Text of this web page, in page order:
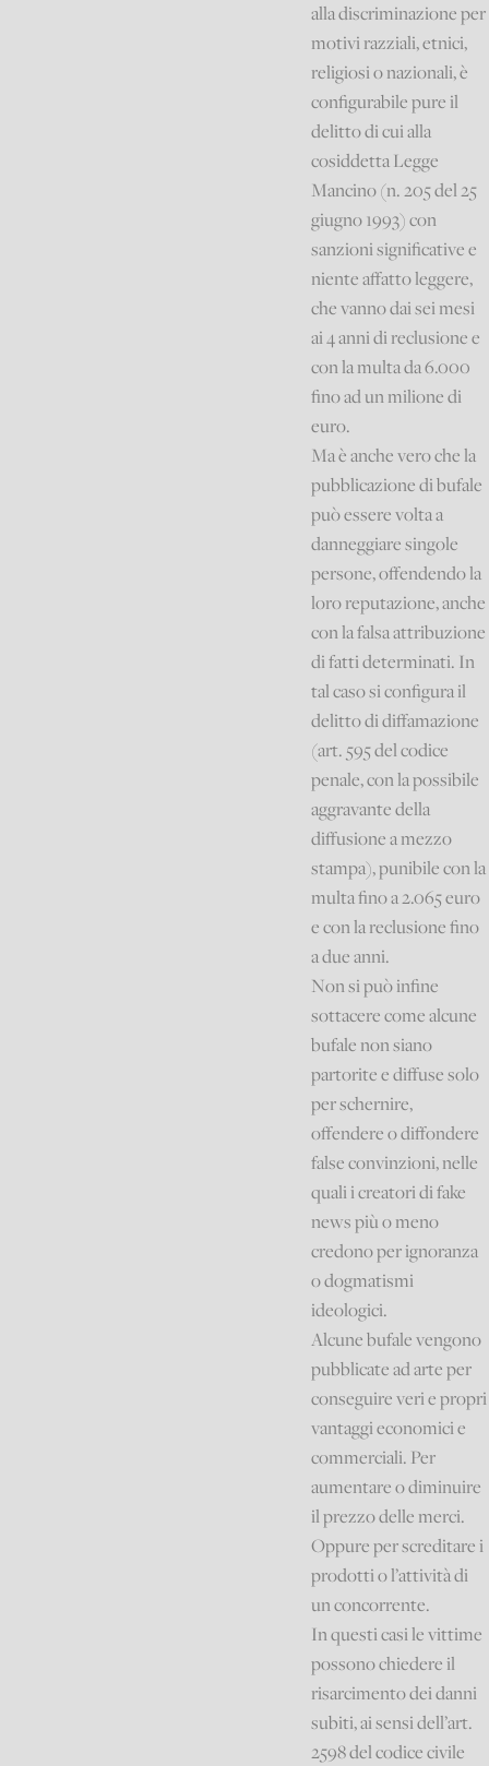
alla discriminazione per
motivi razziali, etnici,
religiosi o nazionali, è
configurabile pure il
delitto di cui alla
cosiddetta Legge
Mancino (n. 205 del 25
giugno 1993) con
sanzioni significative e
niente affatto leggere,
che vanno dai sei mesi
ai 4 anni di reclusione e
con la multa da 6.000
fino ad un milione di
euro.
Ma è anche vero che la
pubblicazione di bufale
può essere volta a
danneggiare singole
persone, offendendo la
loro reputazione, anche
con la falsa attribuzione
di fatti determinati. In
tal caso si configura il
delitto di diffamazione
(art. 595 del codice
penale, con la possibile
aggravante della
diffusione a mezzo
stampa), punibile con la
multa fino a 2.065 euro
e con la reclusione fino
a due anni.
Non si può infine
sottacere come alcune
bufale non siano
partorite e diffuse solo
per schernire,
offendere o diffondere
false convinzioni, nelle
quali i creatori di fake
news più o meno
credono per ignoranza
o dogmatismi
ideologici.
Alcune bufale vengono
pubblicate ad arte per
conseguire veri e propri
vantaggi economici e
commerciali. Per
aumentare o diminuire
il prezzo delle merci.
Oppure per screditare i
prodotti o l’attività di
un concorrente.
In questi casi le vittime
possono chiedere il
risarcimento dei danni
subiti, ai sensi dell’art.
2598 del codice civile